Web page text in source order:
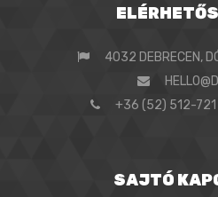
4032 DEBRECEN,
+36 (52) 512-721
SAJTÓ